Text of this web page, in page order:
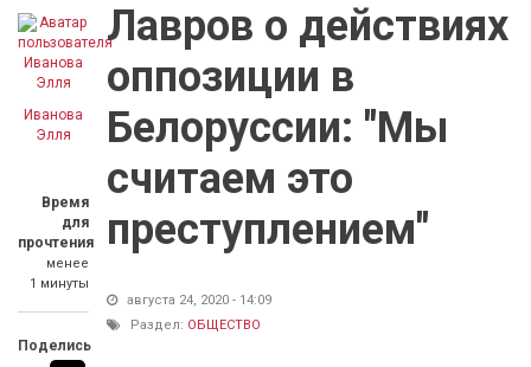
Иванова
Элля
Время
для
прочтения
менее
1 минуты
Поделись
Лавров о действиях
оппозиции в
Белоруссии: "Мы
считаем это
преступлением"
августа 24, 2020 - 14:09
Раздел: ОБЩЕСТВО